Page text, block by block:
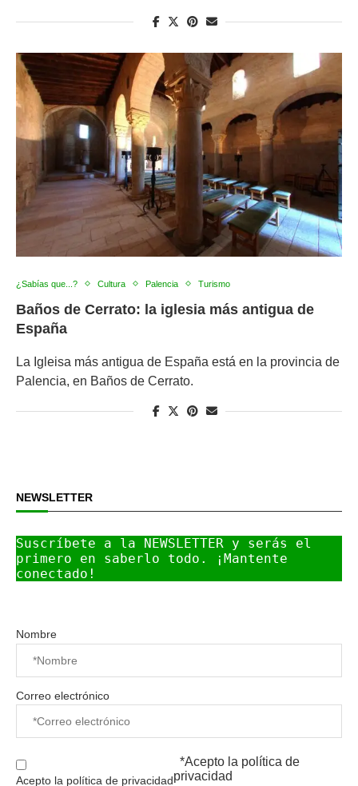
¿Sabías que...? Cultura Palencia Turismo
Baños de Cerrato: la iglesia más antigua de
España
La Igleisa más antigua de España está en la provincia de
Palencia, en Baños de Cerrato.
NEWSLETTER
Suscríbete a la NEWSLETTER y serás el
primero en saberlo todo. ¡Mantente
conectado!
Nombre
Correo electrónico
Acepto la política de privacidad
*Acepto la política de
privacidad